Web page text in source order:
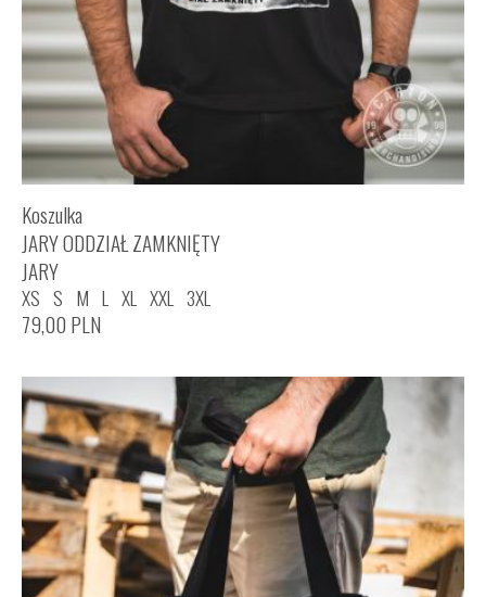
Koszulka
JARY ODDZIAŁ ZAMKNIĘTY
JARY
XS S M L XL XXL 3XL
79,00 PLN